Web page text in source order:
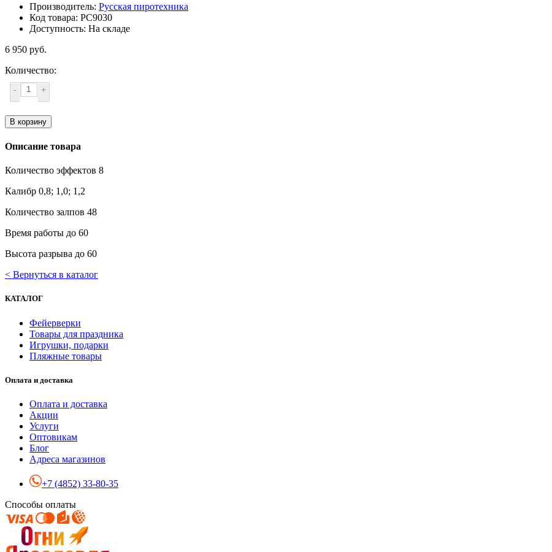
Производитель: Русская пиротехника
Код товара: РС9030
Доступность: На складе
6 950 руб.
Количество:
- +
В корзину
Описание товара
Количество эффектов 8
Калибр 0,8; 1,0; 1,2
Количество залпов 48
Время работы до 60
Высота разрыва до 60
< Вернуться в каталог
КАТАЛОГ
Фейерверки
Товары для праздника
Игрушки, подарки
Пляжные товары
Оплата и доставка
Оплата и доставка
Акции
Услуги
Оптовикам
Блог
Адреса магазинов
+7 (4852) 33-80-35
Способы оплаты